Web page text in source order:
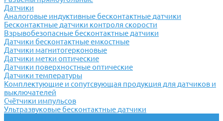
Датчики
Аналоговые индуктивные бесконтактные датчики
Бесконтактные датчики контроля скорости
Взрывобезопасные бесконтактные датчики
Датчики бесконтактные емкостные
Датчики магнитогерконовые
Датчики метки оптические
Датчики поверхностные оптические
Датчики температуры
Комплектующие и сопутсвующая продукция для датчиков и
выключателей
Счётчики импульсов
Ультразвуковые бесконтактные датчики